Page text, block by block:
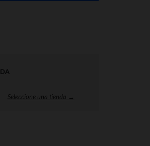
Seleccione una tienda →